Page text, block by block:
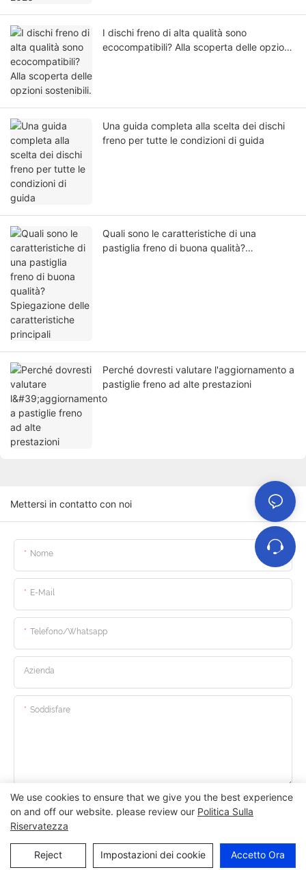
I dischi freno di alta qualità sono
ecocompatibili? Alla scoperta delle opzioni
Una guida completa alla scelta dei dischi
freno per tutte le condizioni di guida
Quali sono le caratteristiche di una
pastiglia freno di buona qualità?
Perché dovresti valutare l'aggiornamento a
pastiglie freno ad alte prestazioni
Mettersi in contatto con noi
Nome
E-Mail
Telefono/whatsapp
Azienda
Soddisfare
Invia Domanda Ora
We use cookies to ensure that we give you the best experience
on and off our website. please review our Politica Sulla
Riservatezza
Reject Impostazioni dei cookie Accetto Ora